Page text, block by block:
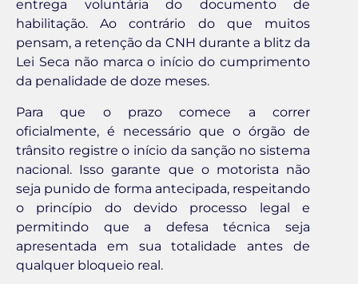
entrega voluntária do documento de
habilitação. Ao contrário do que muitos
pensam, a retenção da CNH durante a blitz da
Lei Seca não marca o início do cumprimento
da penalidade de doze meses.
Para que o prazo comece a correr
oficialmente, é necessário que o órgão de
trânsito registre o início da sanção no sistema
nacional. Isso garante que o motorista não
seja punido de forma antecipada, respeitando
o princípio do devido processo legal e
permitindo que a defesa técnica seja
apresentada em sua totalidade antes de
qualquer bloqueio real.